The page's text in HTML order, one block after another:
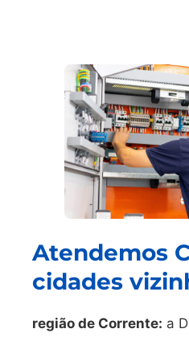
Atendemos
cidades
região de Corrente: a